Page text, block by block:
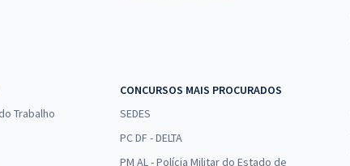
Trabalho
CONCURSOS MAIS PROCURADOS
SEDES
PC DF - DELTA
PM AL - Polícia Militar do Estado de